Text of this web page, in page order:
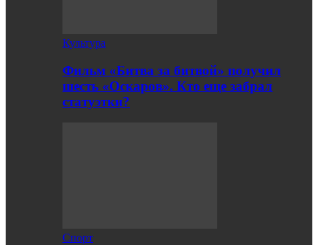
Культура
Фильм «Битва за битвой» получил
шесть «Оскаров». Кто еще забрал
статуэтки?
Спорт